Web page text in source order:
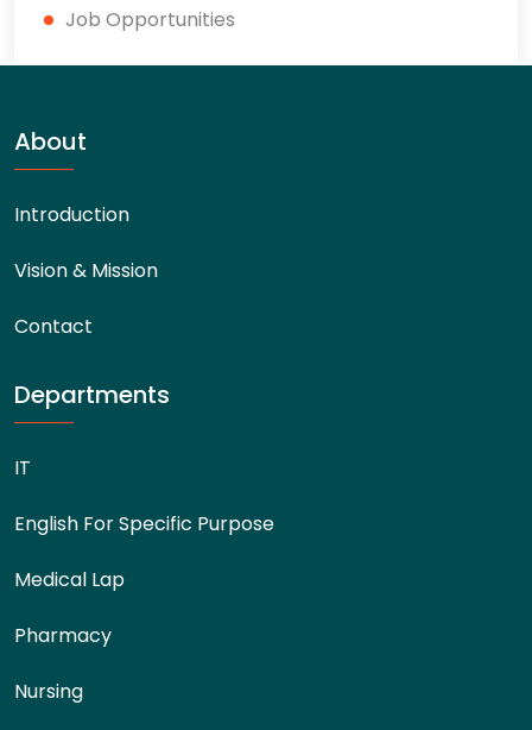
Job Opportunities
About
Introduction
Vision & Mission
Contact
Departments
IT
English For Specific Purpose
Medical Lap
Pharmacy
Nursing